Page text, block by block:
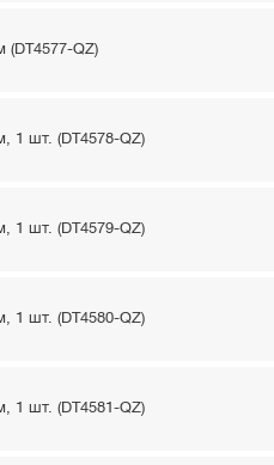
(DT4577-QZ)
1 шт. (DT4578-QZ)
1 шт. (DT4579-QZ)
1 шт. (DT4580-QZ)
1 шт. (DT4581-QZ)